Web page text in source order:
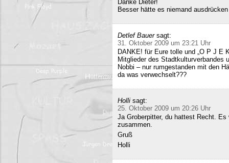
Danke Dieter!
Besser hätte es niemand
Detlef Bauer sagt:
31. Oktober 2009 um 23:21 Uhr
DANKE! für Eure tolle und „O P J E
Mitglieder des Stadtkulturverbandes
Nobbi – nur rumgestanden mit den
da was verwechselt???
Holli sagt:
25. Oktober 2009 um 20:26 Uhr
Ja Groberpitter, du hattest Recht.
zusammen.
Gruß
Holli